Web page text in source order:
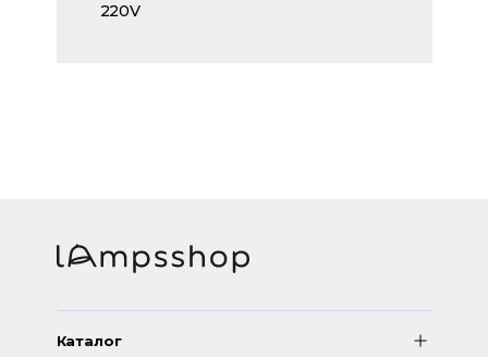
220V
Каталог